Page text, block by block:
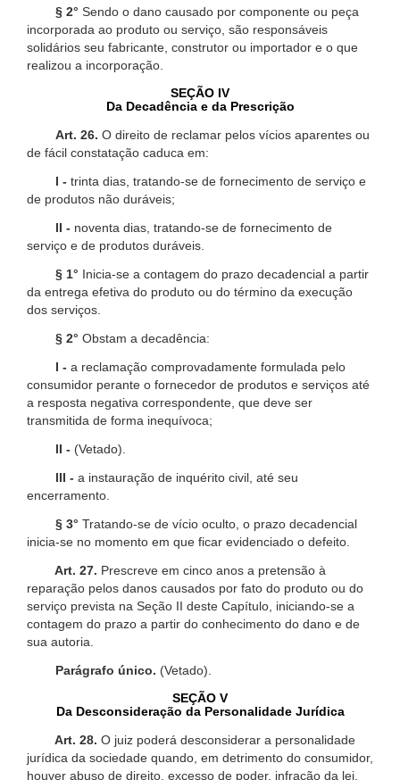
§ 2° Sendo o dano causado por componente ou peça
incorporada ao produto ou serviço, são responsáveis
solidários seu fabricante, construtor ou importador e o que
realizou a incorporação.
SEÇÃO IV
Da Decadência e da Prescrição
Art. 26. O direito de reclamar pelos vícios aparentes ou
de fácil constatação caduca em:
I - trinta dias, tratando-se de fornecimento de serviço e
de produtos não duráveis;
II - noventa dias, tratando-se de fornecimento de
serviço e de produtos duráveis.
§ 1° Inicia-se a contagem do prazo decadencial a partir
da entrega efetiva do produto ou do término da execução
dos serviços.
§ 2° Obstam a decadência:
I - a reclamação comprovadamente formulada pelo
consumidor perante o fornecedor de produtos e serviços até
a resposta negativa correspondente, que deve ser
transmitida de forma inequívoca;
II - (Vetado).
III - a instauração de inquérito civil, até seu
encerramento.
§ 3° Tratando-se de vício oculto, o prazo decadencial
inicia-se no momento em que ficar evidenciado o defeito.
Art. 27. Prescreve em cinco anos a pretensão à
reparação pelos danos causados por fato do produto ou do
serviço prevista na Seção II deste Capítulo, iniciando-se a
contagem do prazo a partir do conhecimento do dano e de
sua autoria.
Parágrafo único. (Vetado).
SEÇÃO V
Da Desconsideração da Personalidade Jurídica
Art. 28. O juiz poderá desconsiderar a personalidade
jurídica da sociedade quando, em detrimento do consumidor,
houver abuso de direito, excesso de poder, infração da lei,